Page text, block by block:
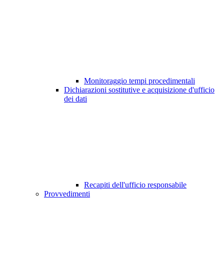
Monitoraggio tempi procedimentali
Dichiarazioni sostitutive e acquisizione d'ufficio
dei dati
Recapiti dell'ufficio responsabile
Provvedimenti